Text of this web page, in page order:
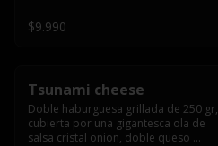
$9.990
Tsunami cheese
Doble haburguesa grillada de 250 gr,
cubierta por una gigantesca ola de
salsa cristal onion, doble queso